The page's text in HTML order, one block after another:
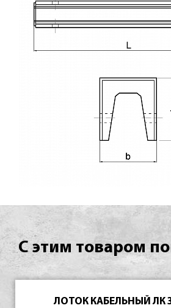
С этим товаром
ЛОТОК КАБЕЛЬНЫЙ ЛК